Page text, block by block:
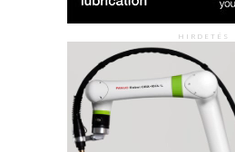
HIRDETÉS